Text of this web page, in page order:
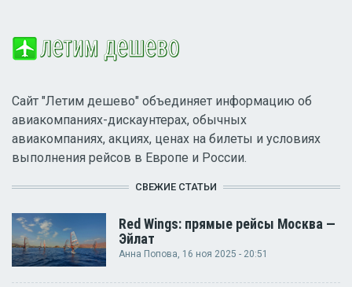
Сайт "Летим дешево" объединяет информацию об
авиакомпаниях-дискаунтерах, обычных
авиакомпаниях, акциях, ценах на билеты и условиях
выполнения рейсов в Европе и России.
СВЕЖИЕ СТАТЬИ
Red Wings: прямые рейсы Москва —
Эйлат
Анна Попова, 16 ноя 2025 - 20:51